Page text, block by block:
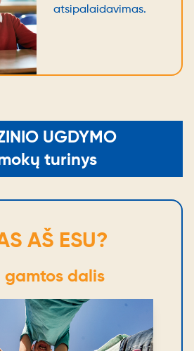
atsipalaidavimas.
UGDYMO
turinys
AŠ ESU?
gamtos dalis